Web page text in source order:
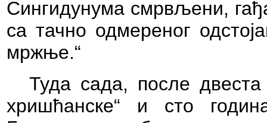
Сингидунума смрвљени,
са тачно одмереног
мржње.“
Туда сада, после
хришћанске“ и сто